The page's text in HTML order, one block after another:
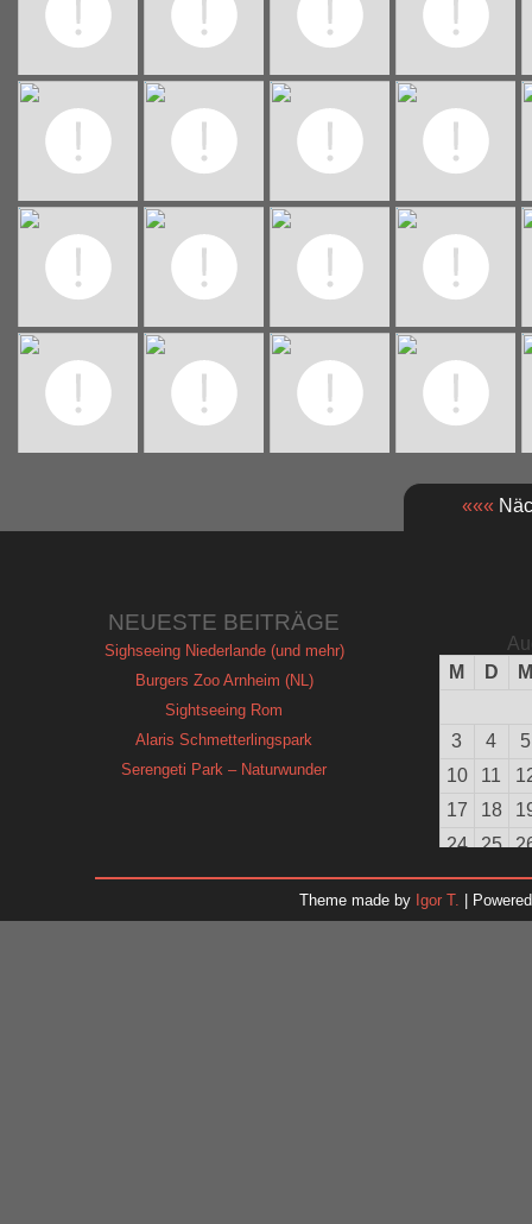
«««
NEUESTE BEITRÄGE
Sighseeing Niederlande (und mehr)
Burgers Zoo Arnheim (NL)
Sightseeing Rom
Alaris Schmetterlingspark
Serengeti Park – Naturwunder
M
D
3 4
5
10
11
17
18
24
25
31
Theme made by Igor T. |